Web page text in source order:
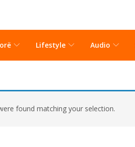
Lifestyle Audio
found matching your selection.